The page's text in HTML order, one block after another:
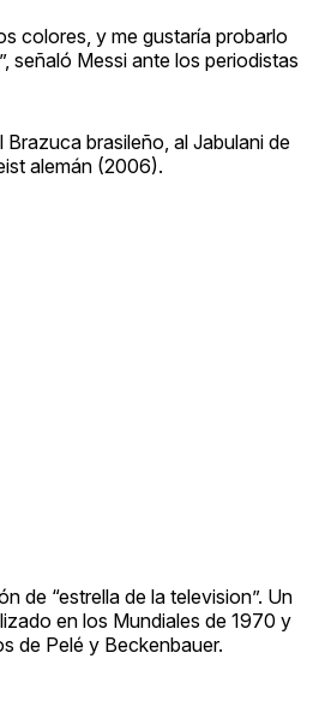
colores, y me gustaría probarlo
señaló Messi ante los periodistas
Brazuca brasileño, al Jabulani de
alemán (2006).
de “estrella de la television”. Un
en los Mundiales de 1970 y
de Pelé y Beckenbauer.